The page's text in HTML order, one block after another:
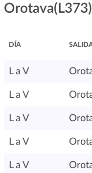
DÍA
L a V
L a V
L a V
L a V
L a V